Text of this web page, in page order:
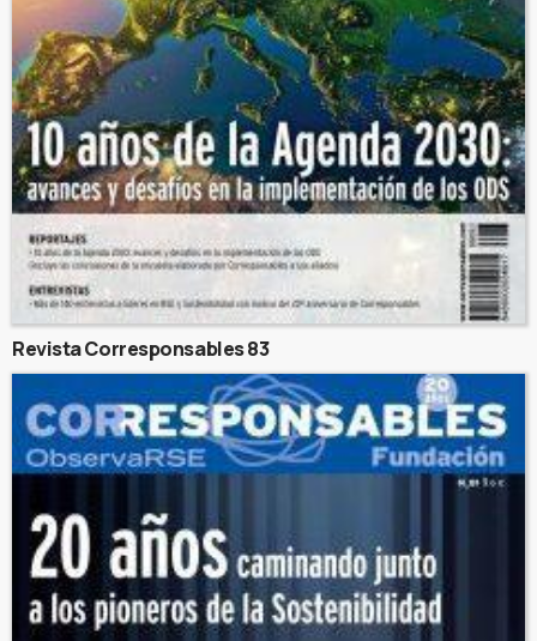
Revista Corresponsables 83